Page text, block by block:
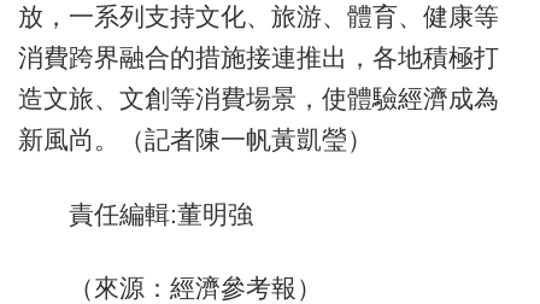
放，一系列支持文化、旅游、體育、健康等
消費跨界融合的措施接連推出，各地積極打
造文旅、文創等消費場景，使體驗經濟成為
新風尚。（記者陳一帆黃凱瑩）
責任編輯:董明強
（來源：經濟參考報）